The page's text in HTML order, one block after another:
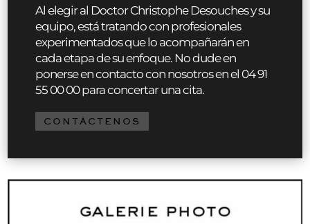
Al elegir al Doctor Christophe Desouches y su
equipo, está tratando con profesionales
experimentados que lo acompañarán en
cada etapa de su enfoque. No dude en
ponerse en contacto con nosotros en el 04 91
55 00 00 para concertar una cita.
CONTÁCTENOS